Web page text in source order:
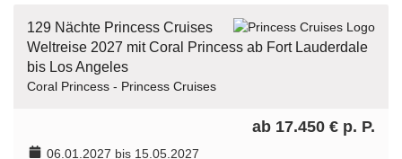
129 Nächte Princess Cruises
Weltreise 2027 mit Coral Princess ab Fort Lauderdale
bis Los Angeles
Coral Princess - Princess Cruises
ab 17.450 € p. P.
06.01.2027 bis 15.05.2027